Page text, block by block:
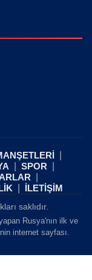
SPOR
İLETİŞİM
saklıdır.
Rusya'nın ilk ve
internet sayfası.